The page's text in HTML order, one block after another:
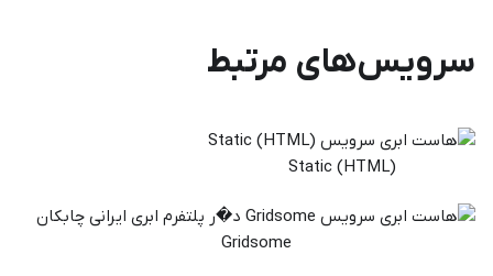
سرویس‌های مرتبط
Static (HTML)
Gridsome